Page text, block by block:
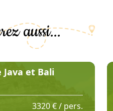
aussi...
et Bali
3320 € / pers.